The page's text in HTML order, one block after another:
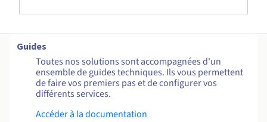
Guides
Toutes nos solutions sont accompagnées d'un
ensemble de guides techniques. Ils vous permettent
de faire vos premiers pas et de configurer vos
différents services.
Accéder à la documentation